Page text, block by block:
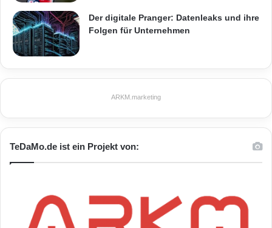
Der digitale Pranger: Datenleaks und ihre
Folgen für Unternehmen
ARKM.marketing
TeDaMo.de ist ein Projekt von: